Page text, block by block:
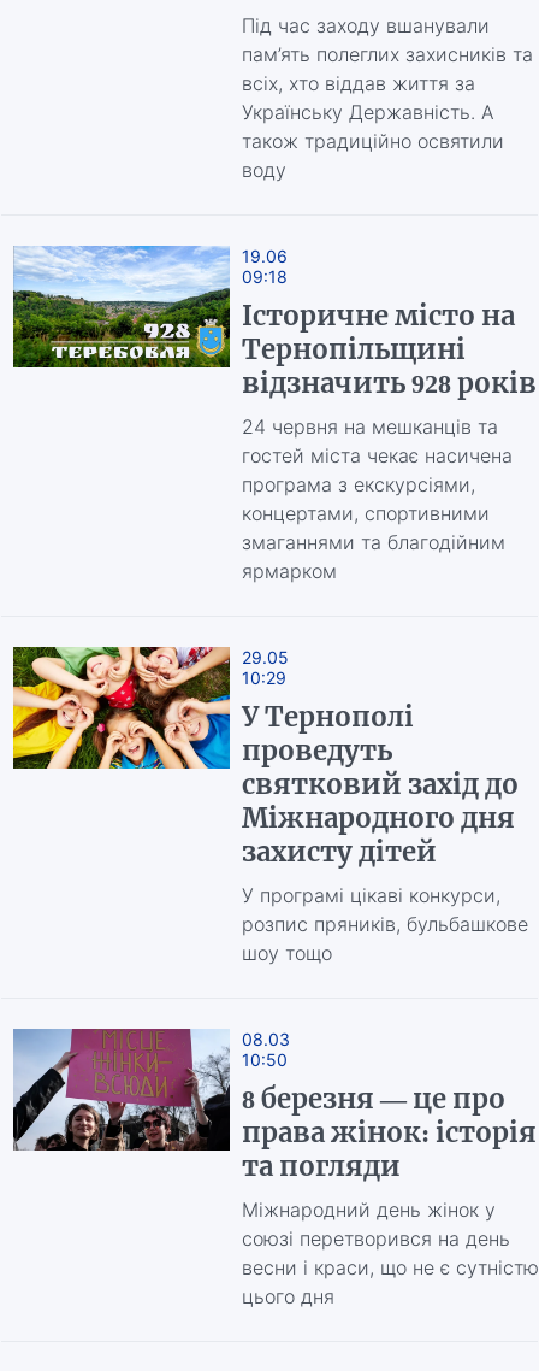
Під час заходу вшанували
пам’ять полеглих захисників та
всіх, хто віддав життя за
Українську Державність. А
також традиційно освятили
воду
19.06
09:18
Історичне місто на
Тернопільщині
відзначить 928 років
24 червня на мешканців та
гостей міста чекає насичена
програма з екскурсіями,
концертами, спортивними
змаганнями та благодійним
ярмарком
29.05
10:29
У Тернополі
проведуть
святковий захід до
Міжнародного дня
захисту дітей
У програмі цікаві конкурси,
розпис пряників, бульбашкове
шоу тощо
08.03
10:50
8 березня — це про
права жінок: історія
та погляди
Міжнародний день жінок у
союзі перетворився на день
весни і краси, що не є сутністю
цього дня